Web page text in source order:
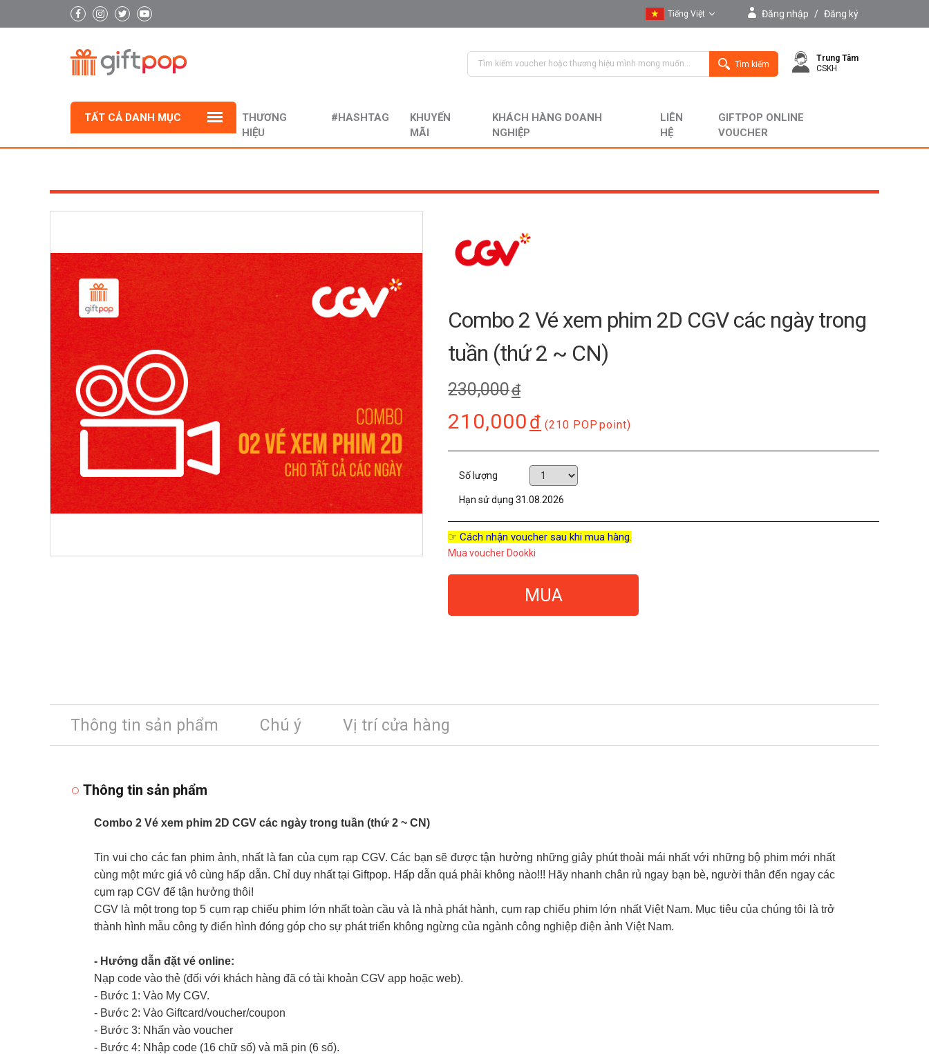
Tiếng Việt
English
Đăng nhập / Đăng ký
Tìm kiếm
Trung Tâm
CSKH
TẤT CẢ DANH MỤC
THƯƠNG
HIỆU
#HASHTAG
KHUYẾN
MÃI
KHÁCH HÀNG DOANH
NGHIỆP
LIÊN
HỆ
GIFTPOP ONLINE
VOUCHER
Combo 2 Vé xem phim 2D CGV các ngày trong
tuần (thứ 2 ~ CN)
230,000đ
210,000đ (210 POP point)
Số lượng
Hạn sử dụng 31.08.2026
☞ Cách nhận voucher sau khi mua hàng.
Mua voucher Dookki
MUA
Thông tin sản phẩm Chú ý Vị trí cửa hàng
Thông tin sản phẩm
Combo 2 Vé xem phim 2D CGV các ngày trong tuần (thứ 2 ~ CN)
Tin vui cho các fan phim ảnh, nhất là fan của cụm rạp CGV. Các bạn sẽ được tận hưởng những giây phút thoải mái nhất với những bộ phim mới nhất
cùng một mức giá vô cùng hấp dẫn. Chỉ duy nhất tại Giftpop. Hấp dẫn quá phải không nào!!! Hãy nhanh chân rủ ngay bạn bè, người thân đến ngay các
cụm rạp CGV để tận hưởng thôi!
CGV là một trong top 5 cụm rạp chiếu phim lớn nhất toàn cầu và là nhà phát hành, cụm rạp chiếu phim lớn nhất Việt Nam. Mục tiêu của chúng tôi là trở
thành hình mẫu công ty điển hình đóng góp cho sự phát triển không ngừng của ngành công nghiệp điện ảnh Việt Nam.
- Hướng dẫn đặt vé online:
Nạp code vào thẻ (đối với khách hàng đã có tài khoản CGV app hoặc web).
- Bước 1: Vào My CGV.
- Bước 2: Vào Giftcard/voucher/coupon
- Bước 3: Nhấn vào voucher
- Bước 4: Nhập code (16 chữ số) và mã pin (6 số).